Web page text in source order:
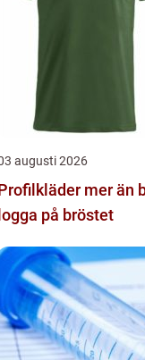
augusti 2026
mer än bara
logga på bröstet